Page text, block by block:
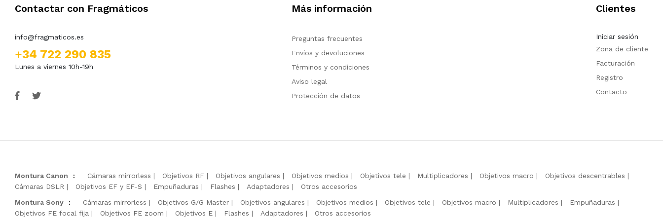
Contactar con Fragmáticos
info@fragmaticos.es
+34 722 290 835
Lunes a viernes 10h-19h
Más información
Preguntas frecuentes
Envíos y devoluciones
Términos y condiciones
Aviso legal
Protección de datos
Clientes
Iniciar sesión
Zona de cliente
Facturación
Registro
Contacto
Montura Canon : Cámaras mirrorless Objetivos RF Objetivos angulares Objetivos medios Objetivos tele Multiplicadores Objetivos macro
Objetivos descentrables
Cámaras DSLR
Objetivos EF y EF-S Empuñaduras Flashes Adaptadores
Otros accesorios
Montura Sony
: Cámaras mirrorless Objetivos G/G Master Objetivos angulares Objetivos medios Objetivos tele Objetivos macro Multiplicadores
Empuñaduras
Objetivos FE focal fija
Objetivos FE zoom Objetivos E Flashes Adaptadores Otros accesorios